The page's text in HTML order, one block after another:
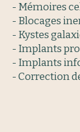
- Mémoires
- Blocages
- Kystes
- Implants
- Implants
- Correction